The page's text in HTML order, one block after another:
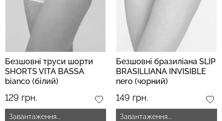
Безшовні труси шорти
SHORTS VITA BASSA
bianco (білий)
129 грн.
Завантаження...
Безшовні бразиліана SLIP
BRASILLIANA INVISIBLE
nero (чорний)
149 грн.
Завантаження...